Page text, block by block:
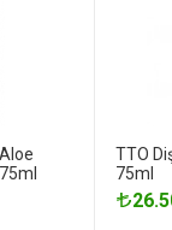
TTO
75ml